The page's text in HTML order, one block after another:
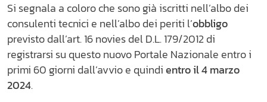
Si segnala a coloro che sono già iscritti nell’albo dei
consulenti tecnici e nell’albo dei periti l’obbligo
previsto dall’art. 16 novies del D.L. 179/2012 di
registrarsi su questo nuovo Portale Nazionale entro i
primi 60 giorni dall’avvio e quindientro il4 marzo
2024.